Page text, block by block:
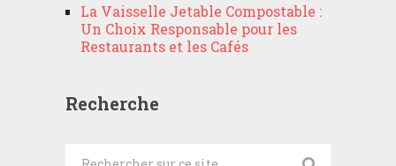
La Vaisselle Jetable Compostable :
Un Choix Responsable pour les
Restaurants et les Cafés
Recherche